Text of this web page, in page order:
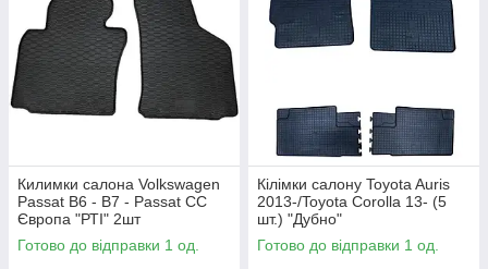
Килимки салона Volkswagen
Passat B6 - B7 - Passat CC
Європа "РТІ" 2шт
Готово до відправки 1 од.
Кілімки салону Toyota Auris
2013-/Toyota Corolla 13- (5
шт.) "Дубно"
Готово до відправки 1 од.